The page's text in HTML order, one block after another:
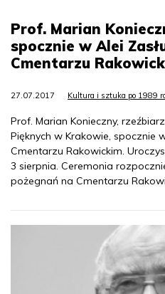
Prof. Marian
spocznie w Alei
Cmentarzu
27.07.2017 Kultura i sztuka po 1989
Prof. Marian Konieczny,
Pięknych w Krakowie, spocznie
Cmentarzu Rakowickim.
3 sierpnia. Ceremonia
pożegnań na Cmentarzu